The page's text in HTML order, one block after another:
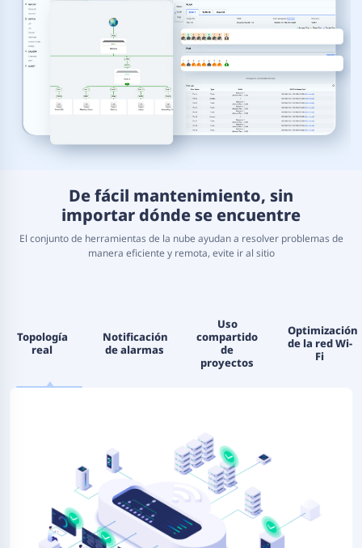
De fácil mantenimiento, sin
importar dónde se encuentre
El conjunto de herramientas de la nube ayudan a resolver problemas de
manera eficiente y remota, evite ir al sitio
Topología
real
Notificación
de alarmas
Uso
compartido
de
proyectos
Optimización
de la red Wi-
Fi